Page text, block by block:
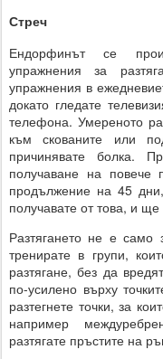
Стреч
Ендорфинът се
упражнения за
упражнения в
докато гледате
телефона. Умереното
към скованите или
причинявате болка.
получаване на повече
продължение на 45
получавате от това, и
Разтягането не е само
тренирате в групи,
разтягане, без да
по-усилено върху
разтегнете точки, за
например
разтягате пръстите на